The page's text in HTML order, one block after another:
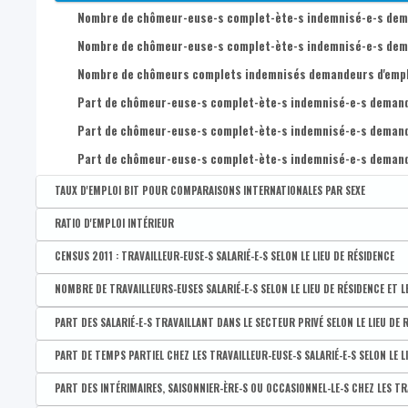
Nombre de chômeur-euse-s complet-ète-s indemnisé-e-s
Nombre de chômeur-euse-s complet-ète-s indemnisé-e-s
Nombre de chômeurs complets indemnisés demandeurs
Part de chômeur-euse-s complet-ète-s indemnisé-e-s
Part de chômeur-euse-s complet-ète-s indemnisé-e-s
Part de chômeur-euse-s complet-ète-s indemnisé-e-s
TAUX D'EMPLOI BIT POUR COMPARAISONS INTERNATIONALES PAR SEXE
Disponible par :Commune - Arrondissement - Province - Bassin EFE - Zone de
Taux d'emploi BIT des 20-64 ans
Taux d'emploi BIT des hommes 20-64 ans
Taux d'emploi BIT des femmes de 20-64 ans
RATIO D'EMPLOI INTÉRIEUR
Disponible par : Commune - Arrondissement - Province - Bassin EFE - Zone de
Ratio d'emploi intérieur
CENSUS 2011 : TRAVAILLEUR-EUSE-S SALARIÉ-E-S SELON LE LIEU DE RÉSIDENCE
Disponible par :Commune - Arrondissement - Province - Bassin EFE - Zone de
CENSUS 2011 : Nombre de travailleurs salariés
CENSUS 2011 : Nombre de travailleurs salariés : hommes
CENSUS 2011 : Nombre de travailleurs salariés : femmes
NOMBRE DE TRAVAILLEURS-EUSES SALARIÉ-E-S SELON LE LIEU DE RÉSIDENCE ET
Disponible par :Commune - Arrondissement - Province - Bassin EFE - Zone de
Nombre total de travailleurs-euses salarié-e-s
Nombre d'hommes travailleurs salariés
Nombre de femmes travailleuses salariées
PART DES SALARIÉ-E-S TRAVAILLANT DANS LE SECTEUR PRIVÉ SELON LE LIEU DE
Disponible par :Commune - Arrondissement - Province - Bassin EFE - Zone de
Part des travailleur-euse-s salarié-e-s travaillant dans le
PART DE TEMPS PARTIEL CHEZ LES TRAVAILLEUR-EUSE-S SALARIÉ-E-S SELON LE
Disponible par :Commune - Arrondissement - Province - Bassin EFE - Zone de
PART DES INTÉRIMAIRES, SAISONNIER-ÈRE-S OU OCCASIONNEL-LE-S CHEZ LES